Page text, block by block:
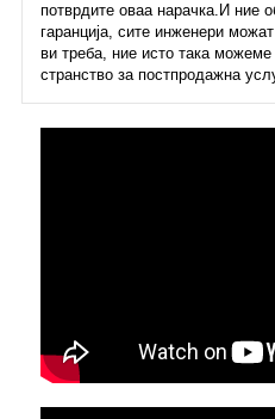
потврдите оваа нарачка.И ние
гаранција, сите инженери
ви треба, ние исто така
странство за постпродажна